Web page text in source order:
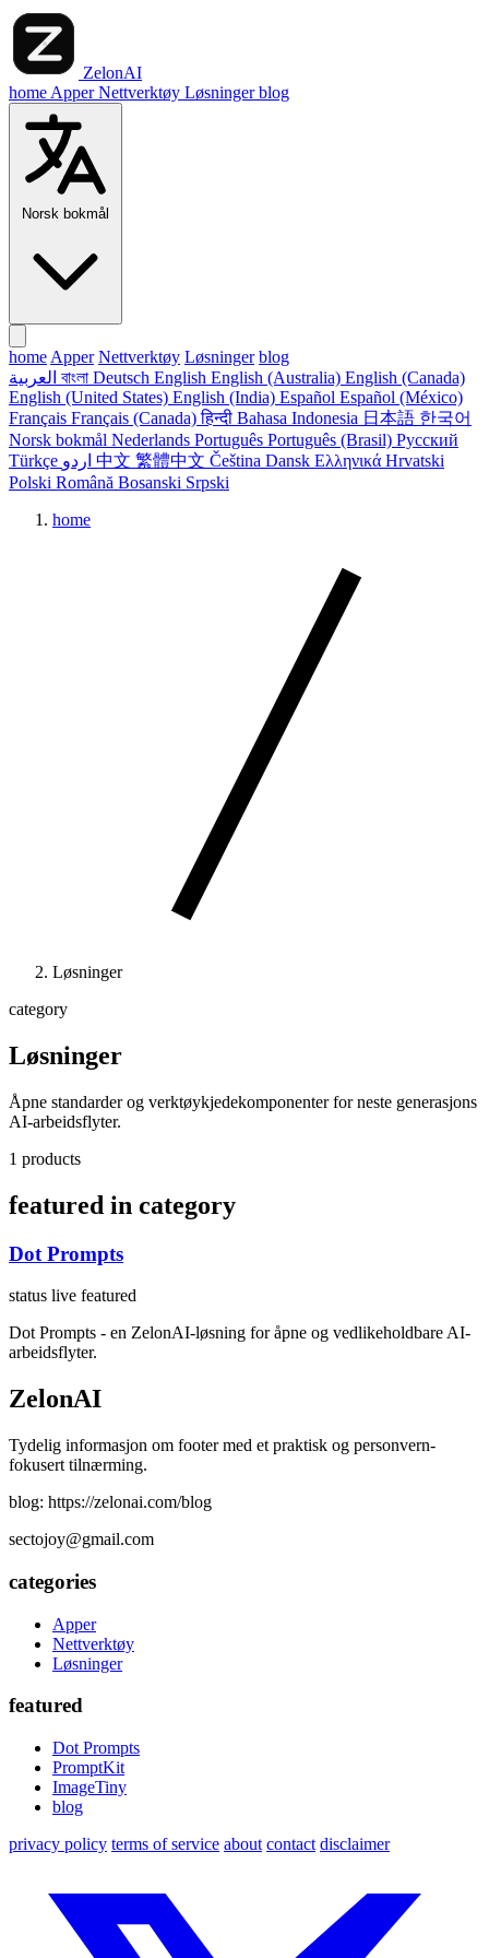
ZelonAI
home ApperNettverktøy Løsningerblog
Norsk bokmål
home Apper Nettverktøy Løsninger blog
বাংলা Deutsch English English (Australia) English (Canada)
English (United States) English (India) Español Español (México)
Français Français (Canada)हिन्दी Bahasa Indonesia 日本語 한국어
Norsk bokmål Nederlands Português Português (Brasil) Русский
Türkçe
中文 繁體中文 Čeština Dansk Ελληνικά Hrvatski
Polski Română Bosanski Srpski
home
Løsninger
category
Løsninger
Åpne standarder og verktøykjedekomponenter for neste generasjons
AI-arbeidsflyter.
1 products
featured in category
Dot Prompts
status live featured
Dot Prompts - en ZelonAI-løsning for åpne og vedlikeholdbare AI-
arbeidsflyter.
ZelonAI
Tydelig informasjon om footer med et praktisk og personvern-
fokusert tilnærming.
blog: https://zelonai.com/blog
sectojoy@gmail.com
categories
Apper
Nettverktøy
Løsninger
featured
Dot Prompts
PromptKit
ImageTiny
blog
privacy policy terms of service about contact disclaimer